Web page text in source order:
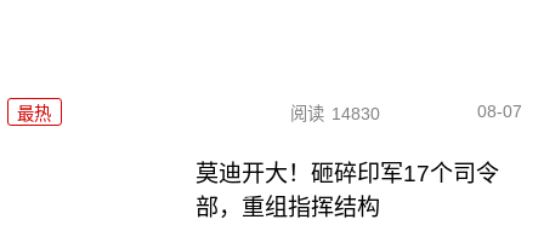
最热 阅读 14830 08-07
莫迪开大！砸碎印军17个司令
部，重组指挥结构